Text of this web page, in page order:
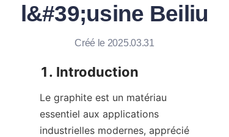
l&#39;usine Beiliu
Créé le 2025.03.31
1. Introduction
Le graphite est un matériau
essentiel aux applications
industrielles modernes, apprécié
SOLUTIONS